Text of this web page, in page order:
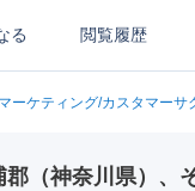
る 閲覧履歴
ーケティング/カスタマーサ
郡（神奈川県）、